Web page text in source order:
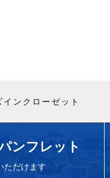
ンクローゼット
ンフレット
ただけます